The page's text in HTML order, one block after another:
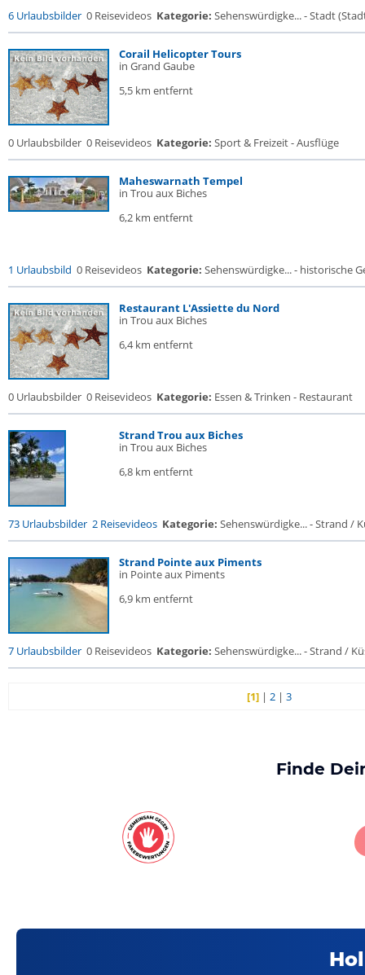
6 Urlaubsbilder 0 Reisevideos Kategorie: Sehenswürdigke... - Stadt
Corail Helicopter Tours
in Grand Gaube
5,5 km entfernt
0 Urlaubsbilder 0 Reisevideos Kategorie: Sport & Freizeit - Ausflüge
Maheswarnath Tempel
in Trou aux Biches
6,2 km entfernt
1 Urlaubsbild 0 Reisevideos Kategorie: Sehenswürdigke... - historische
Restaurant L'Assiette du Nord
in Trou aux Biches
6,4 km entfernt
0 Urlaubsbilder 0 Reisevideos Kategorie: Essen & Trinken - Restaurant
Strand Trou aux Biches
in Trou aux Biches
6,8 km entfernt
73 Urlaubsbilder 2 Reisevideos Kategorie: Sehenswürdigke... - Strand /
Strand Pointe aux Piments
in Pointe aux Piments
6,9 km entfernt
7 Urlaubsbilder 0 Reisevideos Kategorie: Sehenswürdigke... - Strand /
[1] |2 |3
Finde